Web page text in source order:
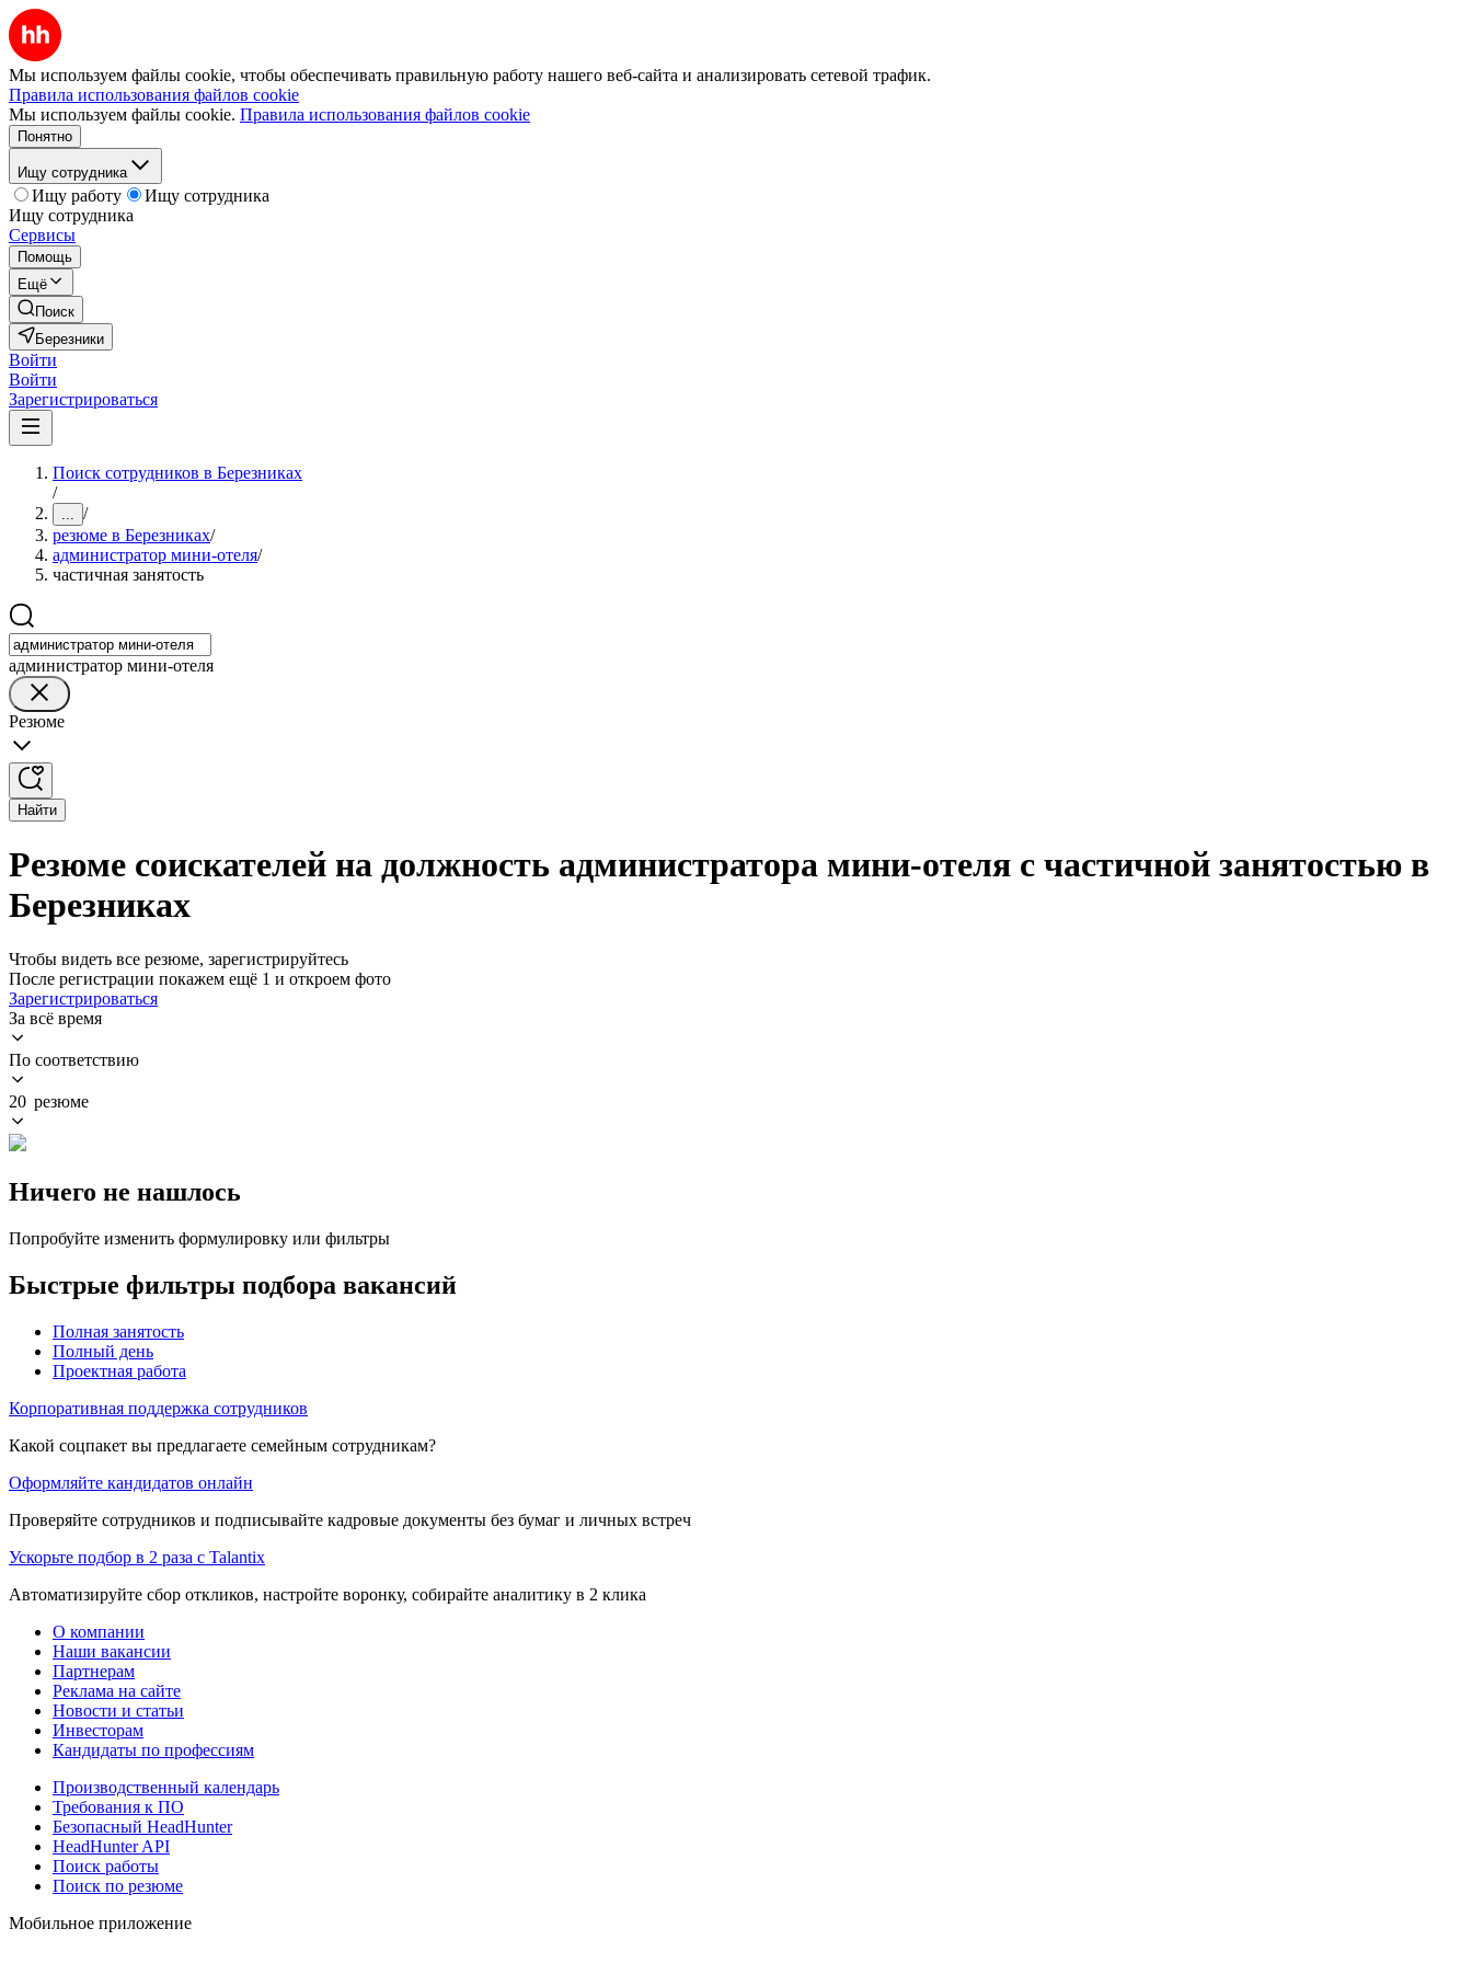
Мы используем файлы cookie, чтобы обеспечивать правильную работу нашего веб-сайта и анализировать сетевой трафик.
Правила использования файлов cookie
Мы используем файлы cookie. Правила использования файлов cookie
Понятно
Ищу сотрудника
Ищу работу
Ищу сотрудника
Ищу сотрудника
Сервисы
Помощь
Ещё
Поиск
Березники
Войти
Войти
Зарегистрироваться
Поиск сотрудников в Березниках
/
... /
резюме в Березниках/
администратор мини-отеля/
частичная занятость
администратор мини-отеля
Резюме
Найти
Резюме соискателей на должность администратора мини-отеля с частичной занятостью в
Березниках
Чтобы видеть все резюме, зарегистрируйтесь
После регистрации покажем ещё 1 и откроем фото
Зарегистрироваться
За всё время
По соответствию
20 резюме
Ничего не нашлось
Попробуйте изменить формулировку или фильтры
Быстрые фильтры подбора вакансий
Полная занятость
Полный день
Проектная работа
Корпоративная поддержка сотрудников
Какой соцпакет вы предлагаете семейным сотрудникам?
Оформляйте кандидатов онлайн
Проверяйте сотрудников и подписывайте кадровые документы без бумаг и личных встреч
Ускорьте подбор в 2 раза с Talantix
Автоматизируйте сбор откликов, настройте воронку, собирайте аналитику в 2 клика
О компании
Наши вакансии
Партнерам
Реклама на сайте
Новости и статьи
Инвесторам
Кандидаты по профессиям
Производственный календарь
Требования к ПО
Безопасный HeadHunter
HeadHunter API
Поиск работы
Поиск по резюме
Мобильное приложение